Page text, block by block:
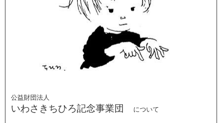
公益財団法人
いわさきちひろ記念事業団 について